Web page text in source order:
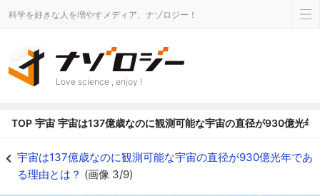
科学を好きな人を増やすメディア、ナゾロジー！
Love science , enjoy !
TOP 宇宙 宇宙は137億歳なのに観測可能な宇宙の直径が930億光年
宇宙は137億歳なのに観測可能な宇宙の直径が930億光年であ
る理由とは？ (画像 3/9)